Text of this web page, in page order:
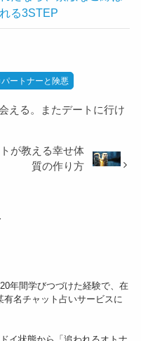
る3STEP
パートナーと険悪
える。またデートに行け
が教える幸せ体
質の作り方
年間学びつづけた経験で、在
名チャット占いサービスに